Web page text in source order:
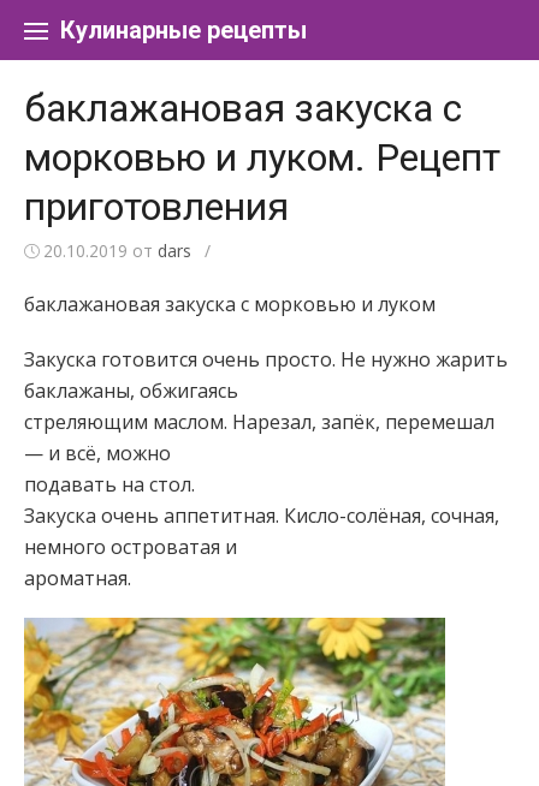
Кулинарные рецепты
баклажановая закуска с
морковью и луком. Рецепт
приготовления
20.10.2019 от dars /
баклажановая закуска с морковью и луком
Закуска готовится очень просто. Не нужно жарить
баклажаны, обжигаясь
стреляющим маслом. Нарезал, запёк, перемешал
— и всё, можно
подавать на стол.
Закуска очень аппетитная. Кисло-солёная, сочная,
немного островатая и
ароматная.